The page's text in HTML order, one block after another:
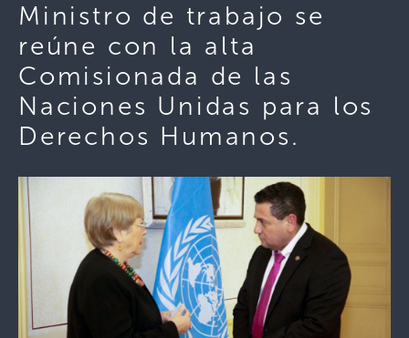
Ministro de trabajo se
reúne con la alta
Comisionada de las
Naciones Unidas para los
Derechos Humanos.